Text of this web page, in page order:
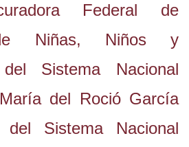
Federal de
Niñas, Niños y
del Sistema Nacional
del Roció García
del Sistema Nacional